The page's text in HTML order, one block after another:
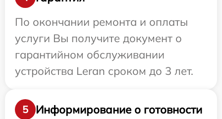
По окончании ремонта и оплаты
услуги Вы получите документ о
гарантийном обслуживании
устройства Leran сроком до 3 лет.
5
Информирование о готовности